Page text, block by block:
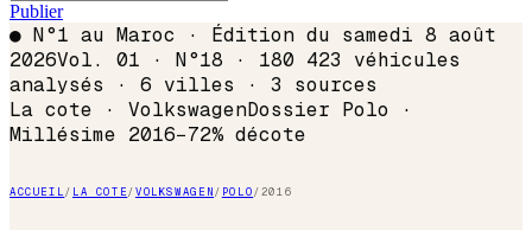
Publier
● N°1 au Maroc · Édition du samedi 8 août
2026Vol. 01 · N°18 · 180 423 véhicules
analysés · 6 villes · 3 sources
La cote · VolkswagenDossier Polo ·
Millésime 2016−72% décote
ACCUEIL/ LA COTE/VOLKSWAGEN/ POLO/2016